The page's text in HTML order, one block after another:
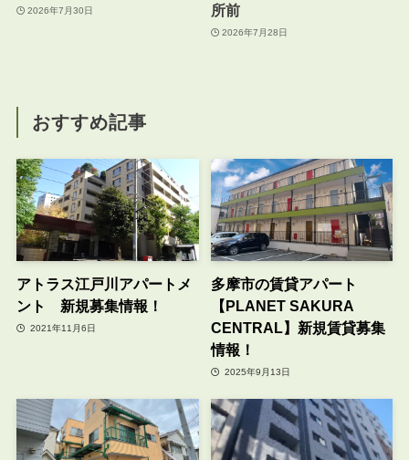
2026年7月30日
所前
2026年7月28日
おすすめ記事
アトラス江戸川アパートメ
ント 新規募集情報！
2021年11月6日
多摩市の賃貸アパート
【PLANET SAKURA
CENTRAL】新規賃貸募集
情報！
2025年9月13日